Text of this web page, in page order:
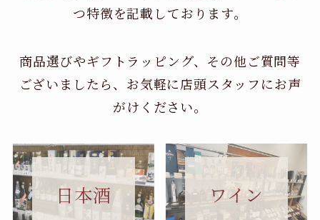
つ特徴を記載しております。
商品選びやギフトラッピング、その他ご質問等
ございましたら、お気軽に店頭スタッフにお声
がけください。
日本酒 ワイン